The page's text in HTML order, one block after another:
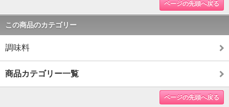
ページの先頭へ戻る
この商品のカテゴリー
調味料
商品カテゴリー一覧
ページの先頭へ戻る